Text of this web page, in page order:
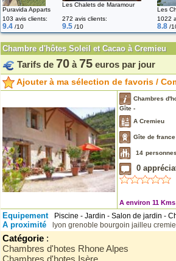
Puravida Apparts
Les Chalets de Maramour
Les
103 avis clients:
9.4 /10
272 avis clients:
9.5 /10
1022
8.8 /
Chambre d'hôtes Soleil et Cacao à Cremieu
Tarifs de 70 à 75 euros par jour
Ajouter à ma sélection de favoris /
Chambres
Gîte -
A Cremieu
Gîte de
14 personnes
0
A environ 11
Equipement Piscine - Jardin - Salon de jardin -
A proximité lyon grenoble bourgoin jailleu
Catégorie :
Chambres d'hotes Rhone Alpes
Chambres d'hotes Isère